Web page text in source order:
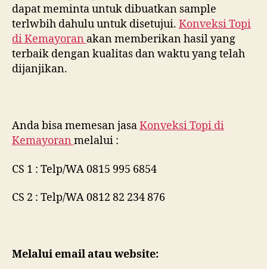
dapat meminta untuk dibuatkan sample
terlwbih dahulu untuk disetujui. Konveksi Topi
diKemayoran akan memberikan hasil yang
terbaik dengan kualitas dan waktu yang telah
dijanjikan.
Anda bisa memesan jasaKonveksi Topi di
Kemayoran melalui :
CS 1 : Telp/WA 0815 995 6854
CS 2 : Telp/WA 0812 82 234 876
Melalui email atau website: